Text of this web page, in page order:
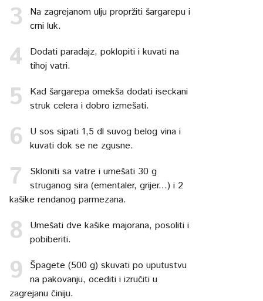
Na zagrejanom ulju propržiti šargarepu i
crni luk.
Dodati paradajz, poklopiti i kuvati na
tihoj vatri.
Kad šargarepa omekša dodati iseckani
struk celera i dobro izmešati.
U sos sipati 1,5 dl suvog belog vina i
kuvati dok se ne zgusne.
Skloniti sa vatre i umešati 30 g
struganog sira (ementaler, grijer...) i 2
kašike rendanog parmezana.
Umešati dve kašike majorana, posoliti i
pobiberiti.
Špagete (500 g) skuvati po uputustvu
na pakovanju, ocediti i izručiti u
zagrejanu činiju.